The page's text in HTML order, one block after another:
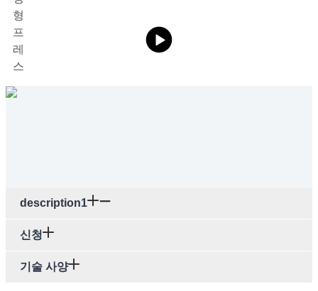
description1
신청
기술 사양